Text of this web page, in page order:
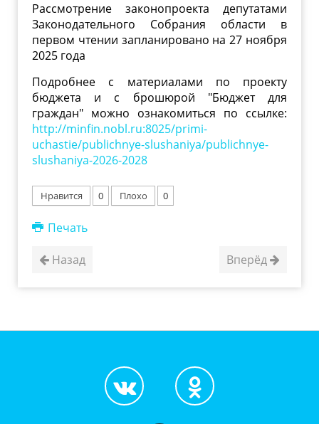
Рассмотрение законопроекта депутатами
Законодательного Собрания области в
первом чтении запланировано на 27 ноября
2025 года
Подробнее с материалами по проекту
бюджета и с брошюрой "Бюджет для
граждан" можно ознакомиться по ссылке:
http://minfin.nobl.ru:8025/primi-
uchastie/publichnye-slushaniya/publichnye-
slushaniya-2026-2028
Нравится 0 Плохо 0
Печать
Назад Вперёд